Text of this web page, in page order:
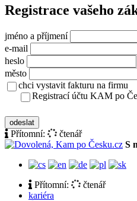
Registrace vašeho
jméno a příjmení
e-mail
heslo
město
chci vystavit fakturu na firmu
Registrací účtu KAM po
odeslat
Přítomní:
čtenář
S
Přítomní:
čtenář
kariéra